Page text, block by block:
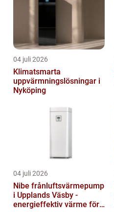
04 juli 2026
Klimatsmarta
uppvärmningslösningar i
Nyköping
04 juli 2026
Nibe frånluftsvärmepump
i Upplands Väsby -
energieffektiv värme för